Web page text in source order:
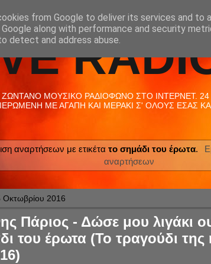
ΜΟΥΣΙΚΟ ΡΑΔΙΟΦΩΝΟ ΣΤΟ ΙΝΤΕΡΝΕΤ. 24
ΜΕ ΑΓΑΠΗ ΚΑΙ ΜΕΡΑΚΙ Σ' ΟΛΟΥΣ ΕΣΑΣ
αναρτήσεων με ετικέτατο σημάδι του έρωτα.
αναρτήσεων
Οκτωβρίου 2016
Πάριος - Δώσε μου λιγάκι
του έρωτα (Το τραγούδι της
from Google to deliver its services and to
along with performance and security
detect and address abuse.